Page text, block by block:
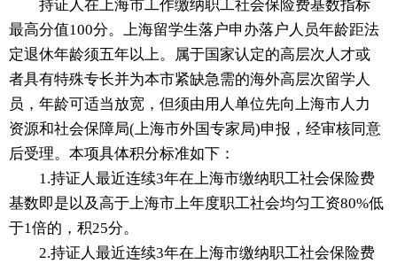
持证人在上海市工作缴纳职工社会保险费基数指标
最高分值100分。上海留学生落户申办落户人员年龄距法
定退休年龄须五年以上。属于国家认定的高层次人才或
者具有特殊专长并为本市紧缺急需的海外高层次留学人
员，年龄可适当放宽，但须由用人单位先向上海市人力
资源和社会保障局(上海市外国专家局)申报，经审核同意
后受理。本项具体积分标准如下：
1.持证人最近连续3年在上海市缴纳职工社会保险费
基数即是以及高于上海市上年度职工社会均匀工资80%低
于1倍的，积25分。
2.持证人最近连续3年在上海市缴纳职工社会保险费